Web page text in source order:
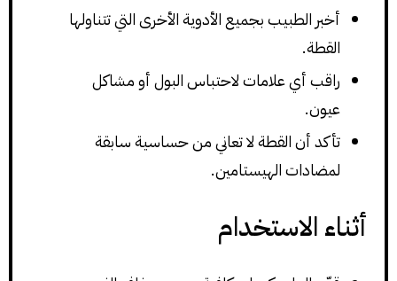
أخبر الطبيب بجميع الأدوية الأخرى التي تتناولها
القطة.
راقب أي علامات لاحتباس البول أو مشاكل
عيون.
تأكد أن القطة لا تعاني من حساسية سابقة
لمضادات الهيستامين.
أثناء الاستخدام